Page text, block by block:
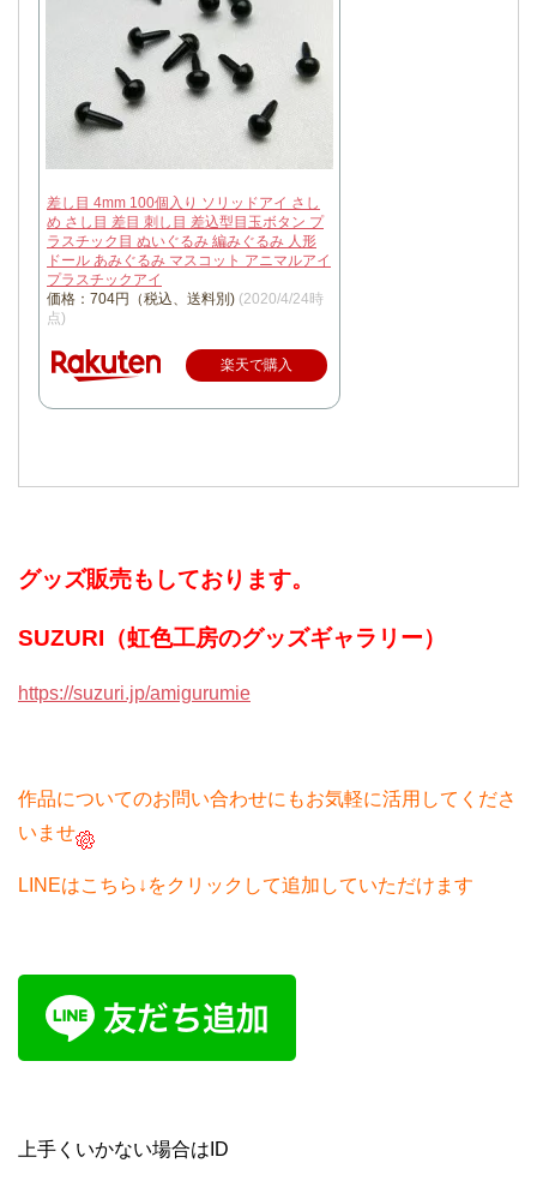
差し目 4mm 100個入り ソリッドアイ さし
め さし目 差目 刺し目 差込型目玉ボタン プ
ラスチック目 ぬいぐるみ 編みぐるみ 人形
ドール あみぐるみ マスコット アニマルアイ
プラスチックアイ
価格：704円（税込、送料別) (2020/4/24時
点)
楽天で購入
グッズ販売もしております。
SUZURI（虹色工房のグッズギャラリー）
https://suzuri.jp/amigurumie
作品についてのお問い合わせにもお気軽に活用してくださ
いませ
LINEはこちら↓をクリックして追加していただけます
上手くいかない場合はID